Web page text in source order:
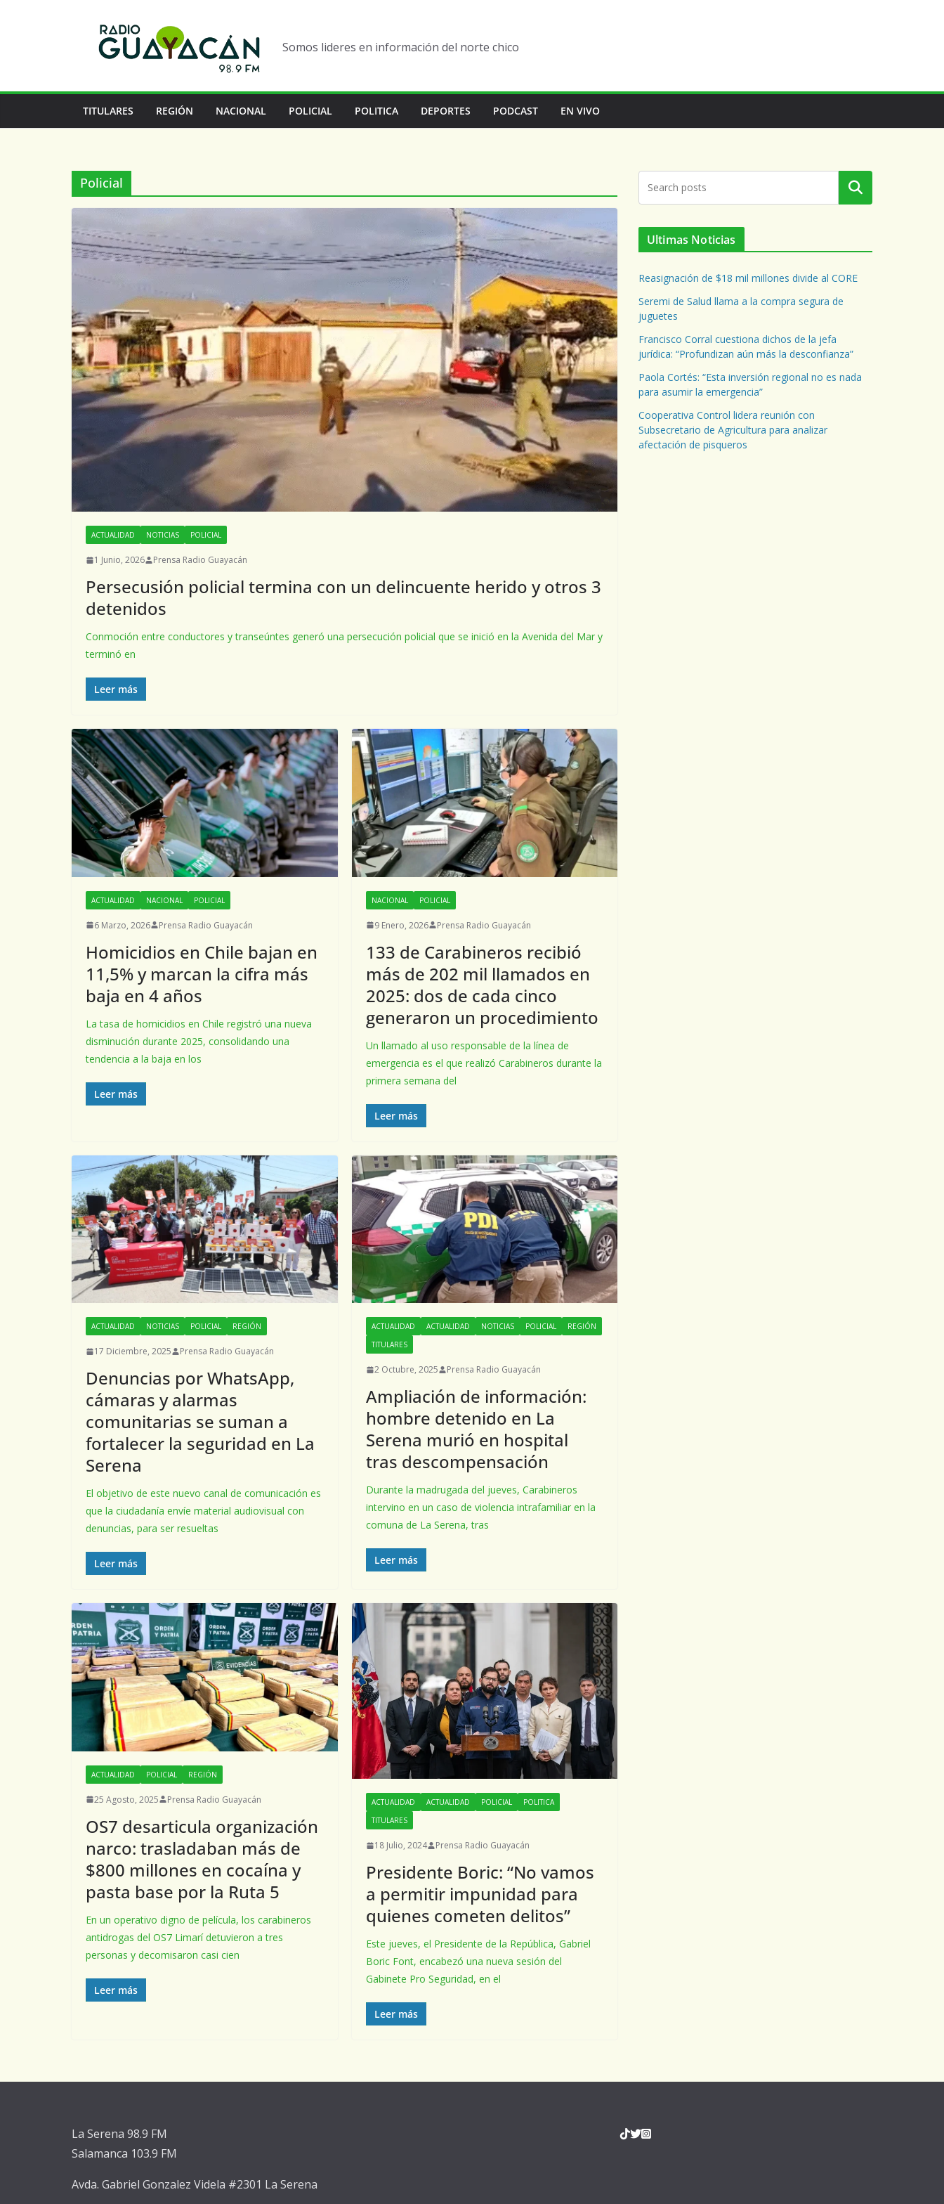
Somos lideres en información del norte chico
TITULARES REGIÓN NACIONAL POLICIAL POLITICA DEPORTES PODCAST EN VIVO
Policial
ACTUALIDAD NOTICIAS POLICIAL
1 Junio, 2026 Prensa Radio Guayacán
Persecusión policial termina con un delincuente herido y otros 3
detenidos
Conmoción entre conductores y transeúntes generó una persecución policial que se inició en la Avenida del Mar y
terminó en
Leer más
ACTUALIDAD NACIONAL POLICIAL
6 Marzo, 2026 Prensa Radio Guayacán
Homicidios en Chile bajan en
11,5% y marcan la cifra más
baja en 4 años
La tasa de homicidios en Chile registró una nueva
disminución durante 2025, consolidando una
tendencia a la baja en los
Leer más
NACIONAL POLICIAL
9 Enero, 2026 Prensa Radio Guayacán
133 de Carabineros recibió
más de 202 mil llamados en
2025: dos de cada cinco
generaron un procedimiento
Un llamado al uso responsable de la línea de
emergencia es el que realizó Carabineros durante la
primera semana del
Leer más
ACTUALIDAD NOTICIAS POLICIAL REGIÓN
17 Diciembre, 2025 Prensa Radio Guayacán
Denuncias por WhatsApp,
cámaras y alarmas
comunitarias se suman a
fortalecer la seguridad en La
Serena
El objetivo de este nuevo canal de comunicación es
que la ciudadanía envíe material audiovisual con
denuncias, para ser resueltas
Leer más
ACTUALIDAD ACTUALIDAD NOTICIAS POLICIAL
REGIÓN
TITULARES
2 Octubre, 2025 Prensa Radio Guayacán
Ampliación de información:
hombre detenido en La
Serena murió en hospital
tras descompensación
Durante la madrugada del jueves, Carabineros
intervino en un caso de violencia intrafamiliar en la
comuna de La Serena, tras
Leer más
ACTUALIDAD POLICIAL REGIÓN
25 Agosto, 2025 Prensa Radio Guayacán
OS7 desarticula organización
narco: trasladaban más de
$800 millones en cocaína y
pasta base por la Ruta 5
En un operativo digno de película, los carabineros
antidrogas del OS7 Limarí detuvieron a tres
personas y decomisaron casi cien
Leer más
ACTUALIDAD ACTUALIDAD POLICIAL
POLITICA
TITULARES
18 Julio, 2024 Prensa Radio Guayacán
Presidente Boric: “No vamos
a permitir impunidad para
quienes cometen delitos”
Este jueves, el Presidente de la República, Gabriel
Boric Font, encabezó una nueva sesión del
Gabinete Pro Seguridad, en el
Leer más
Buscar
Ultimas Noticias
Reasignación de $18 mil millones divide al CORE
Seremi de Salud llama a la compra segura de
juguetes
Francisco Corral cuestiona dichos de la jefa
jurídica: “Profundizan aún más la desconfianza”
Paola Cortés: “Esta inversión regional no es nada
para asumir la emergencia”
Cooperativa Control lidera reunión con
Subsecretario de Agricultura para analizar
afectación de pisqueros
La Serena 98.9 FM
Salamanca 103.9 FM
Avda. Gabriel Gonzalez Videla #2301 La Serena